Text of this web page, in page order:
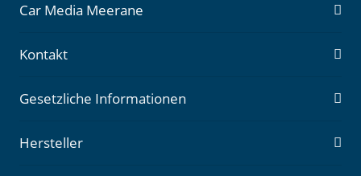
Car Media Meerane
Kontakt
Gesetzliche Informationen
Hersteller